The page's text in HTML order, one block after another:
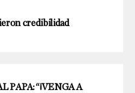
credibilidad
PAPA: “¡VENGA A